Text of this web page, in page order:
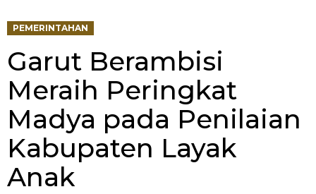
PEMERINTAHAN
Garut Berambisi
Meraih Peringkat
Madya pada Penilaian
Kabupaten Layak
Anak